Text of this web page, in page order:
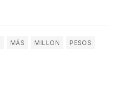
MÁS MILLON
PESOS